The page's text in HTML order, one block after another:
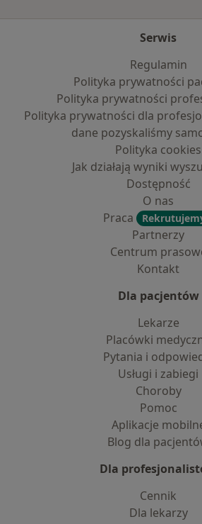
Serwis
Regulamin
Polityka prywatności
Polityka prywatności
Polityka prywatności dla
dane pozyskaliśmy
Polityka cookies
Jak działają wyniki
Dostępność
O nas
Praca
Partnerzy
Centrum
Kontakt
Dla pacjentów
Lekarze
Placówki
Pytania i
Usługi i zabiegi
Choroby
Pomoc
Aplikacje
Blog dla
Dla
Cennik
Dla lekarzy